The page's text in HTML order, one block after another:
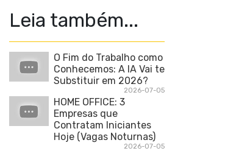
Leia também...
O Fim do Trabalho como
Conhecemos: A IA Vai te
Substituir em 2026?
2026-07-05
HOME OFFICE: 3
Empresas que
Contratam Iniciantes
Hoje (Vagas Noturnas)
2026-07-05